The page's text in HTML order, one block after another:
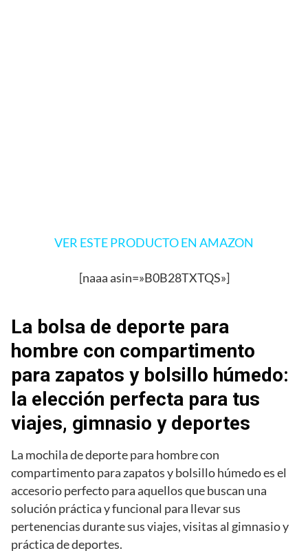
VER ESTE PRODUCTO EN AMAZON
[naaa asin=»B0B28TXTQS»]
La bolsa de deporte para
hombre con compartimento
para zapatos y bolsillo húmedo:
la elección perfecta para tus
viajes, gimnasio y deportes
La mochila de deporte para hombre con
compartimento para zapatos y bolsillo húmedo es el
accesorio perfecto para aquellos que buscan una
solución práctica y funcional para llevar sus
pertenencias durante sus viajes, visitas al gimnasio y
práctica de deportes.